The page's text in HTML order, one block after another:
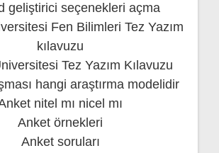
geliştirici seçenekleri açma
Fen Bilimleri Tez Yazım
kılavuzu
Tez Yazım Kılavuzu
hangi araştırma modelidir
nitel mı nicel mı
Anket örnekleri
Anket soruları